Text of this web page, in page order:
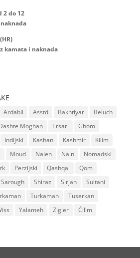
2 do 12
kamata i naknada
Ardabil Asstd Bakhtiyar
Beluch
Moghan Ersari
Ghom
Indijski Kashan Kashmir
Kilim
Moud Naien Nain
Nomadski
Perzijski Qashqai
Qom
Sarough Shiraz Sirjan
Sultani
Turkaman
Tuserkan
Yalameh Zigler Ćilim